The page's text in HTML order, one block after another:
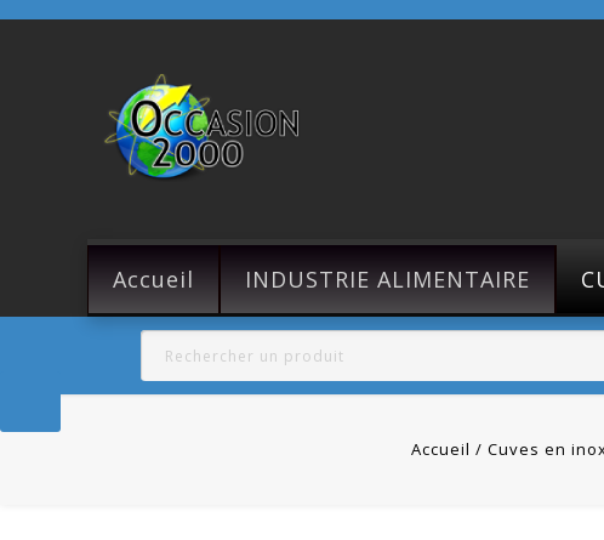
Accueil INDUSTRIE ALIMENTAIRE
Accueil Cuves en